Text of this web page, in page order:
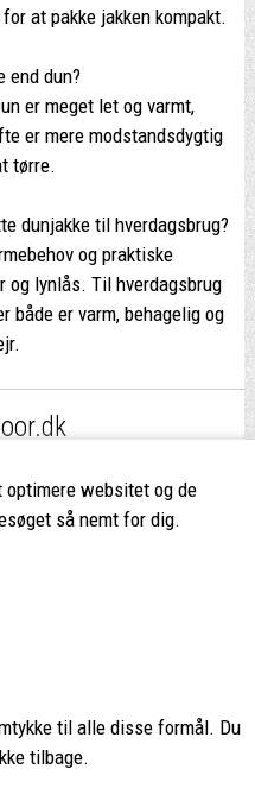
websitet og de
så nemt for dig.
til alle disse formål. Du
tilbage.
at pakke jakken kompakt.
end dun?
er meget let og varmt,
er mere modstandsdygtig
tørre.
dunjakke til hverdagsbrug?
og praktiske
lynlås. Til hverdagsbrug
både er varm, behagelig og
499,-*
at se dig